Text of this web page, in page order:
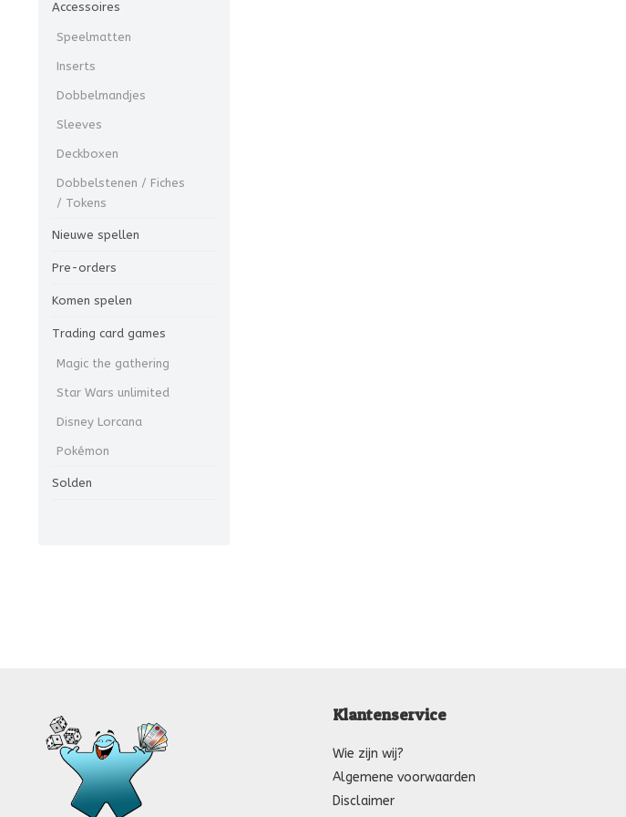
Accessoires
Speelmatten
Inserts
Dobbelmandjes
Sleeves
Deckboxen
Dobbelstenen / Fiches
/ Tokens
Nieuwe spellen
Pre-orders
Komen spelen
Trading card games
Magic the gathering
Star Wars unlimited
Disney Lorcana
Pokémon
Solden
Klantenservice
Wie zijn wij?
Algemene voorwaarden
Disclaimer